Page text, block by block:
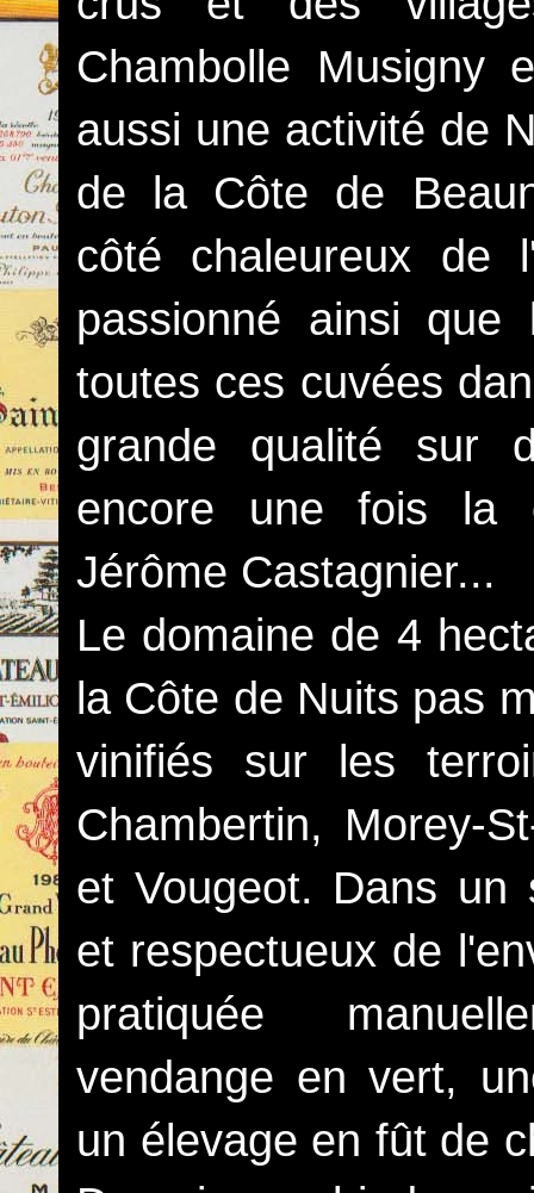
Chambolle Musigny
aussi une activité de
de la Côte de
côté chaleureux de
passionné ainsi que
toutes ces cuvées
grande qualité sur
encore une fois la
Jérôme Castagnier...
Le domaine de 4
la Côte de Nuits pas
vinifiés sur les
Chambertin, Morey-
et Vougeot. Dans un
et respectueux de
pratiquée
vendange en vert,
un élevage en fût de